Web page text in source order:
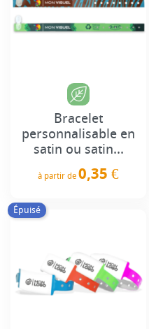
Bracelet
personnalisable en
satin ou satin...
à partir de 0,35 €
Épuisé